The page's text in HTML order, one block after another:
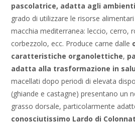
pascolatrice, adatta agli
grado di utilizzare le risorse
macchia mediterranea: leccio, cerro,
corbezzolo, ecc. Produce carne dalle
caratteristiche organolettiche,
adatta alla trasformazione in
macellati dopo periodi di elevata
(ghiande e castagne) presentano un
grasso dorsale, particolarmente
conosciutissimo Lardo di